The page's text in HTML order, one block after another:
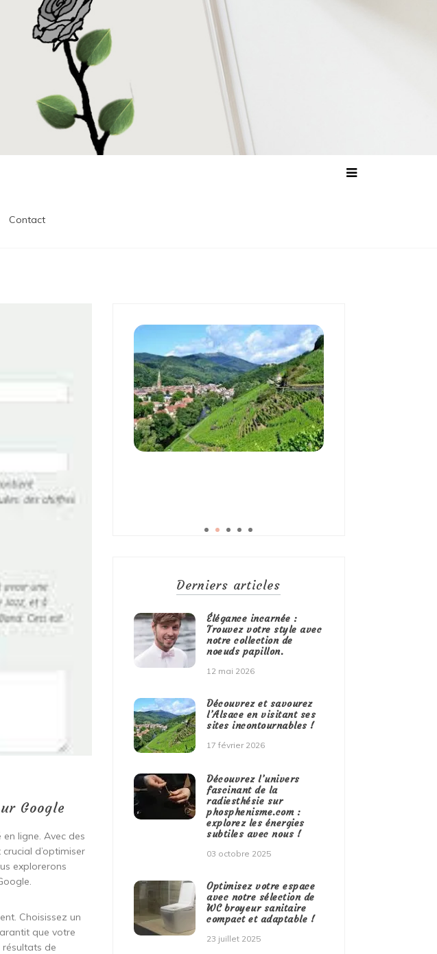
Contact
Google
ligne. Avec des
d’optimiser
explorerons
Choisissez un
que votre
de
Derniers articles
Élégance incarnée :
Trouvez votre style avec
notre collection de
noeuds papillon.
12 mai 2026
Découvrez et savourez
l’Alsace en visitant ses
sites incontournables !
17 février 2026
Découvrez l’univers
fascinant de la
radiesthésie sur
phosphenisme.com :
explorez les énergies
subtiles avec nous !
03 octobre 2025
Optimisez votre espace
avec notre sélection de
WC broyeur sanitaire
compact et adaptable !
23 juillet 2025